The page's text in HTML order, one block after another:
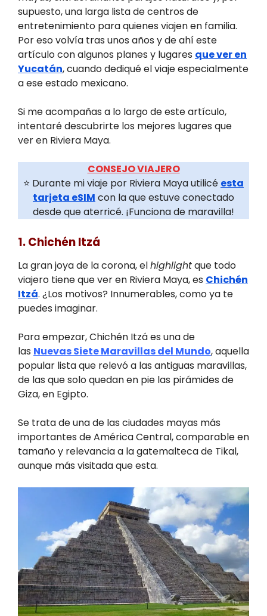
supuesto, una larga lista de centros de
entretenimiento para quienes viajen en familia.
Por eso volvía tras unos años y de ahí este
artículo con algunos planes y lugares que ver en
Yucatán, cuando dediqué el viaje especialmente
a ese estado mexicano.
Si me acompañas a lo largo de este artículo,
intentaré descubrirte los mejores lugares que
ver en Riviera Maya.
CONSEJO VIAJERO
⭐ Durante mi viaje por Riviera Maya utilicé esta
tarjeta eSIM con la que estuve conectado
desde que aterricé. ¡Funciona de maravilla!
1. Chichén Itzá
La gran joya de la corona, elhighlightque todo
viajero tiene que ver en Riviera Maya, es Chichén
Itzá. ¿Los motivos? Innumerables, como ya te
puedes imaginar.
Para empezar, Chichén Itzá es una de
las Nuevas Siete Maravillas del Mundo, aquella
popular lista que relevó a las antiguas maravillas,
de las que solo quedan en pie las pirámides de
Giza, en Egipto.
Se trata de una de las ciudades mayas más
importantes de América Central, comparable en
tamaño y relevancia a la gatemalteca de Tikal,
aunque más visitada que esta.